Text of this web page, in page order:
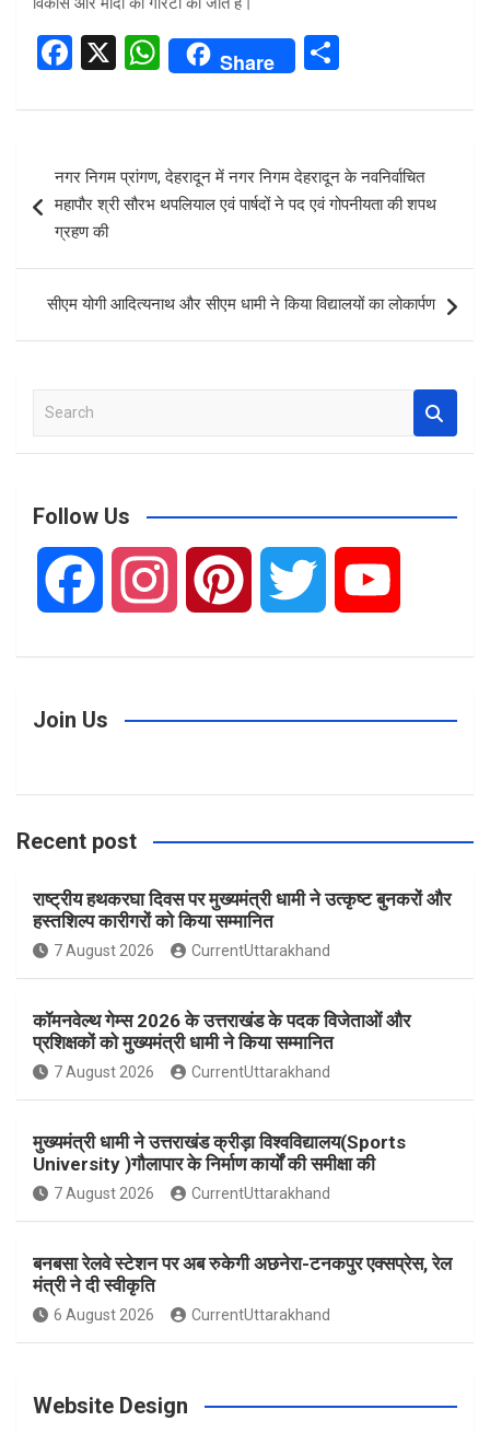
F
ce
b
o
o
k
X
W
h
at
s
A
p
Share
ar
e
navigation
नगर निगम प्रांगण, देहरादून में नगर निगम देहरादून के नवनिर्वाचित
महापौर श्री सौरभ थपलियाल एवं पार्षदों ने पद एवं गोपनीयता की शपथ
ग्रहण की
सीएम योगी आदित्यनाथ और सीएम धामी ने किया विद्यालयों का लोकार्पण
a
c
Follow Us
c
b
o
o
k
a
g
r
a
m
e
r
e
s
t
t
e
r
u
b
e
Join Us
Recent post
राष्ट्रीय हथकरघा दिवस पर मुख्यमंत्री धामी ने उत्कृष्ट बुनकरों और
हस्तशिल्प कारीगरों को किया सम्मानित
7 August 2026 CurrentUttarakhand
कॉमनवेल्थ गेम्स 2026 के उत्तराखंड के पदक विजेताओं और
प्रशिक्षकों को मुख्यमंत्री धामी ने किया सम्मानित
7 August 2026 CurrentUttarakhand
मुख्यमंत्री धामी ने उत्तराखंड क्रीड़ा विश्वविद्यालय(Sports
University )गौलापार के निर्माण कार्यों की समीक्षा की
7 August 2026 CurrentUttarakhand
बनबसा रेलवे स्टेशन पर अब रुकेगी अछनेरा-टनकपुर एक्सप्रेस, रेल
मंत्री ने दी स्वीकृति
6 August 2026 CurrentUttarakhand
Website Design